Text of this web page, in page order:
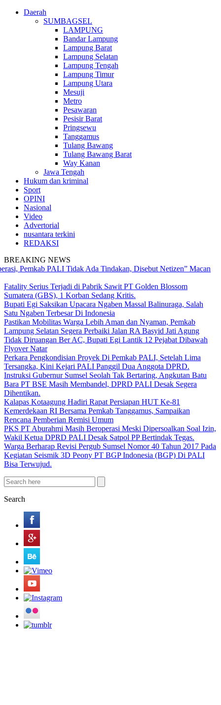
Daerah
SUMBAGSEL
LAMPUNG
Bandar Lampung
Lampung Barat
Lampung Selatan
Lampung Tengah
Lampung Timur
Lampung Utara
Mesuji
Metro
Pesawaran
Pesisir Barat
Pringsewu
Tanggamus
Tulang Bawang
Tulang Bawang Barat
Way Kanan
Jawa Tengah
Hukum dan kriminal
Sport
OPINI
Nasional
Video
Advertorial
nusantara terkini
REDAKSI
BREAKING NEWS
PALI Tidak Ada Tindakan, Disebut Netizen” Macan
Fatality Serius Terjadi di Pabrik Sawit PT Golden Blossom
Sumatera (GBS), 1 Korban Sedang Kritis.
Bupati Egi Saksikan Upacara Ngaben Massal Balinuraga, Salah
Satu Ngaben Terbesar Di Indonesia
Pastikan Mobilitas Warga Lebih Aman dan Nyaman, Pemkab
Lampung Selatan Segera Perbaiki Jalan RA Basyid Jati Agung
Tidak Diruangan Ber AC, Bupati Egi Lantik 12 Pejabat Dibawah
Flyover Natar
Perkara Pengkondisian Proyek Di Pemkab PALI, Setelah Lima
Tersangka, Kini Kejari PALI Panggil Dua Anggota DPRD.
Instruksi Gubernur Sumsel Seolah Tak Bertaring, Angkutan Batu
Bara PT BSE Masih Membandel, DPRD PALI Desak Segera
Dihentikan.
Kalapas Kotaagung Hadiri Rapat Persiapan HUT Ke-81
Kemerdekaan RI Bersama Pemkab Tanggamus, Sampaikan
Rencana Pemberian Remisi Umum
PKS PT Aburahmi Masih Beroperasi Meski Dipersoalkan Soal Izin,
Wakil Ketua DPRD PALI Desak Satpol PP Bertindak Tegas.
Warga Berharap Revisi Pergub Sumsel Nomor 40 Tahun 2017 Pada
Kegiatan Seismik 3D Peony PT BGP Indonesia (BGP) Di PALI
Bisa Terwujud.
Search